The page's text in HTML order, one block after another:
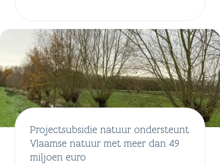
heeft momenteel als bestemming 'natuur'.
Projectsubsidie natuur ondersteunt
Vlaamse natuur met meer dan 49
miljoen euro